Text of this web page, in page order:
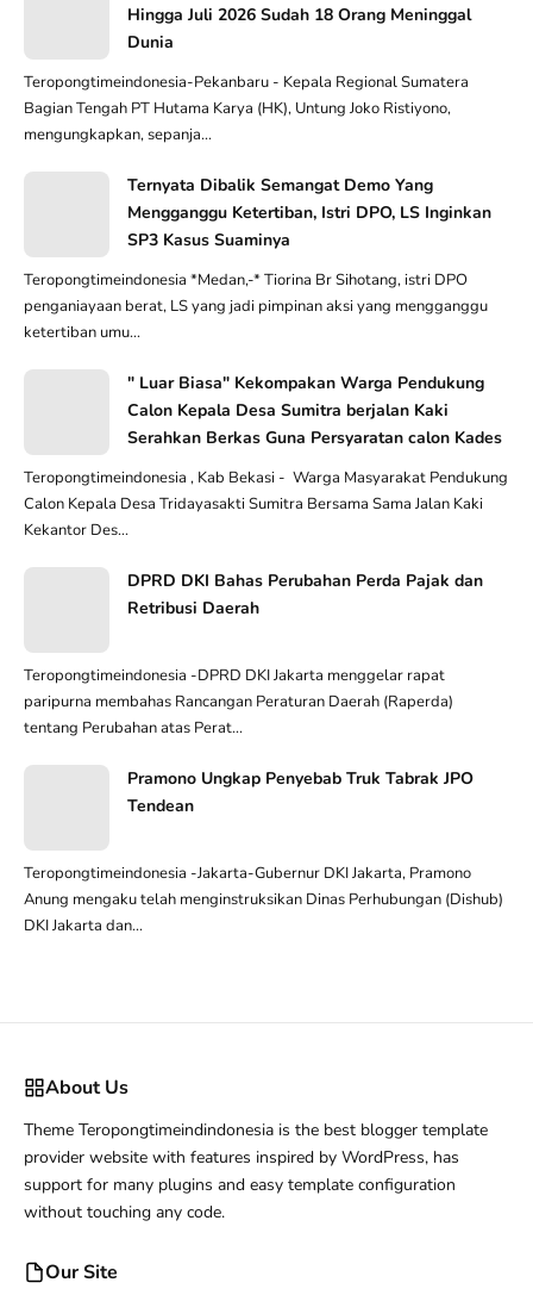
Hingga Juli 2026 Sudah 18 Orang Meninggal
Dunia
Teropongtimeindonesia-Pekanbaru - Kepala Regional Sumatera
Bagian Tengah PT Hutama Karya (HK), Untung Joko Ristiyono,
mengungkapkan, sepanja...
Ternyata Dibalik Semangat Demo Yang
Mengganggu Ketertiban, Istri DPO, LS Inginkan
SP3 Kasus Suaminya
Teropongtimeindonesia *Medan,-* Tiorina Br Sihotang, istri DPO
penganiayaan berat, LS yang jadi pimpinan aksi yang mengganggu
ketertiban umu...
" Luar Biasa" Kekompakan Warga Pendukung
Calon Kepala Desa Sumitra berjalan Kaki
Serahkan Berkas Guna Persyaratan calon Kades
Teropongtimeindonesia , Kab Bekasi - Warga Masyarakat Pendukung
Calon Kepala Desa Tridayasakti Sumitra Bersama Sama Jalan Kaki
Kekantor Des...
DPRD DKI Bahas Perubahan Perda Pajak dan
Retribusi Daerah
Teropongtimeindonesia -DPRD DKI Jakarta menggelar rapat
paripurna membahas Rancangan Peraturan Daerah (Raperda)
tentang Perubahan atas Perat...
Pramono Ungkap Penyebab Truk Tabrak JPO
Tendean
Teropongtimeindonesia -Jakarta-Gubernur DKI Jakarta, Pramono
Anung mengaku telah menginstruksikan Dinas Perhubungan (Dishub)
DKI Jakarta dan...
About Us
Theme Teropongtimeindindonesia is the best blogger template
provider website with features inspired by WordPress, has
support for many plugins and easy template configuration
without touching any code.
Our Site